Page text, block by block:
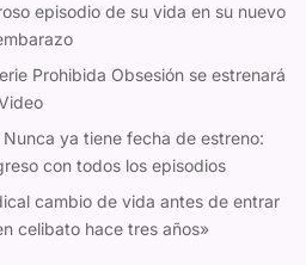
episodio de su vida en su nuevo
Prohibida Obsesión se estrenará
ya tiene fecha de estreno:
con todos los episodios
cambio de vida antes de entrar
celibato hace tres años»